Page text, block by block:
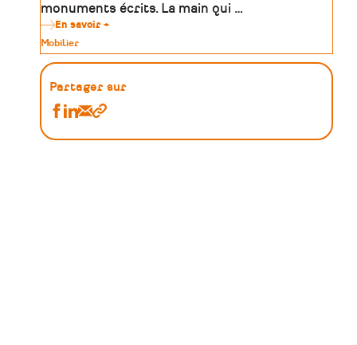
monuments écrits. La main qui …
En savoir +
:
artistes,
Type
de
patrimoine
Mobilier
Partager sur
Partager
:
Partager
:
Partager
:
lien